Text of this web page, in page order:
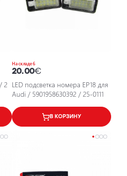
2
На складе 6
20.00€
LED подсветка номера EP18 для
Audi / 5901958630392 / 25-0111
В КОРЗИНУ